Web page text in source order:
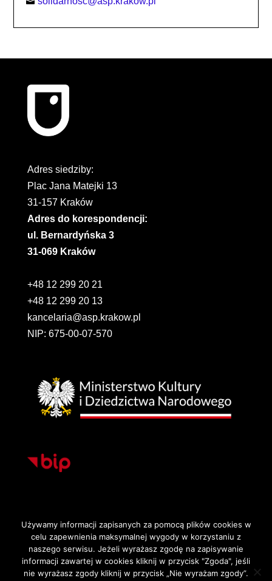
Adres siedziby:
Plac Jana Matejki 13
31-157 Kraków
Adres do korespondencji:
ul. Bernardyńska 3
31-069 Kraków
+48 12 299 20 21
+48 12 299 20 13
kancelaria@asp.krakow.pl
NIP: 675-00-07-570
Strona główna
Deklaracja dostępności
Polityka Prywatności i Cookies
Używamy informacji zapisanych za pomocą plików cookies w
celu zapewnienia maksymalnej wygody w korzystaniu z
naszego serwisu. Jeżeli wyrażasz zgodę na zapisywanie
informacji zawartej w cookies kliknij w przycisk "Zgoda", jeśli
nie wyrażasz zgody kliknij w przycisk „Nie wyrażam zgody”.